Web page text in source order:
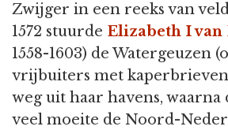
Zwijger in een reeks van
1572 stuurde Elizabeth I van
1558-1603) de Watergeuzen
vrijbuiters met
weg uit haar havens, waarna
veel moeite de Noord-